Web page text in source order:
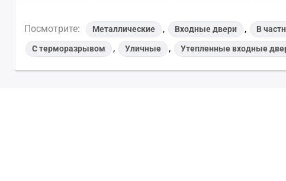
Посмотрите: Металлические , Входные двери , В
С терморазрывом , Уличные , Утепленные входные